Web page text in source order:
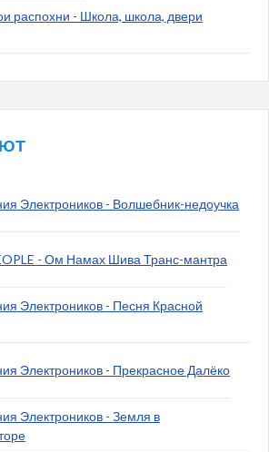
распохни - Школа, школа, двери
Электроников - Волшебник-недоучка
- Ом Намах Шива Транс-мантра
Электроников - Песня Красной
Электроников - Прекрасное Далёко
Электроников - Земля в